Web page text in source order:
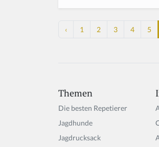
‹ 1 2 3 4 5
Themen
Die besten Repetierer
Jagdhunde
Jagdrucksack